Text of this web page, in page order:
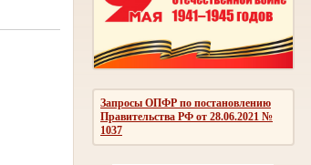
Запросы ОПФР по постановлению
Правительства РФ от 28.06.2021 №
1037